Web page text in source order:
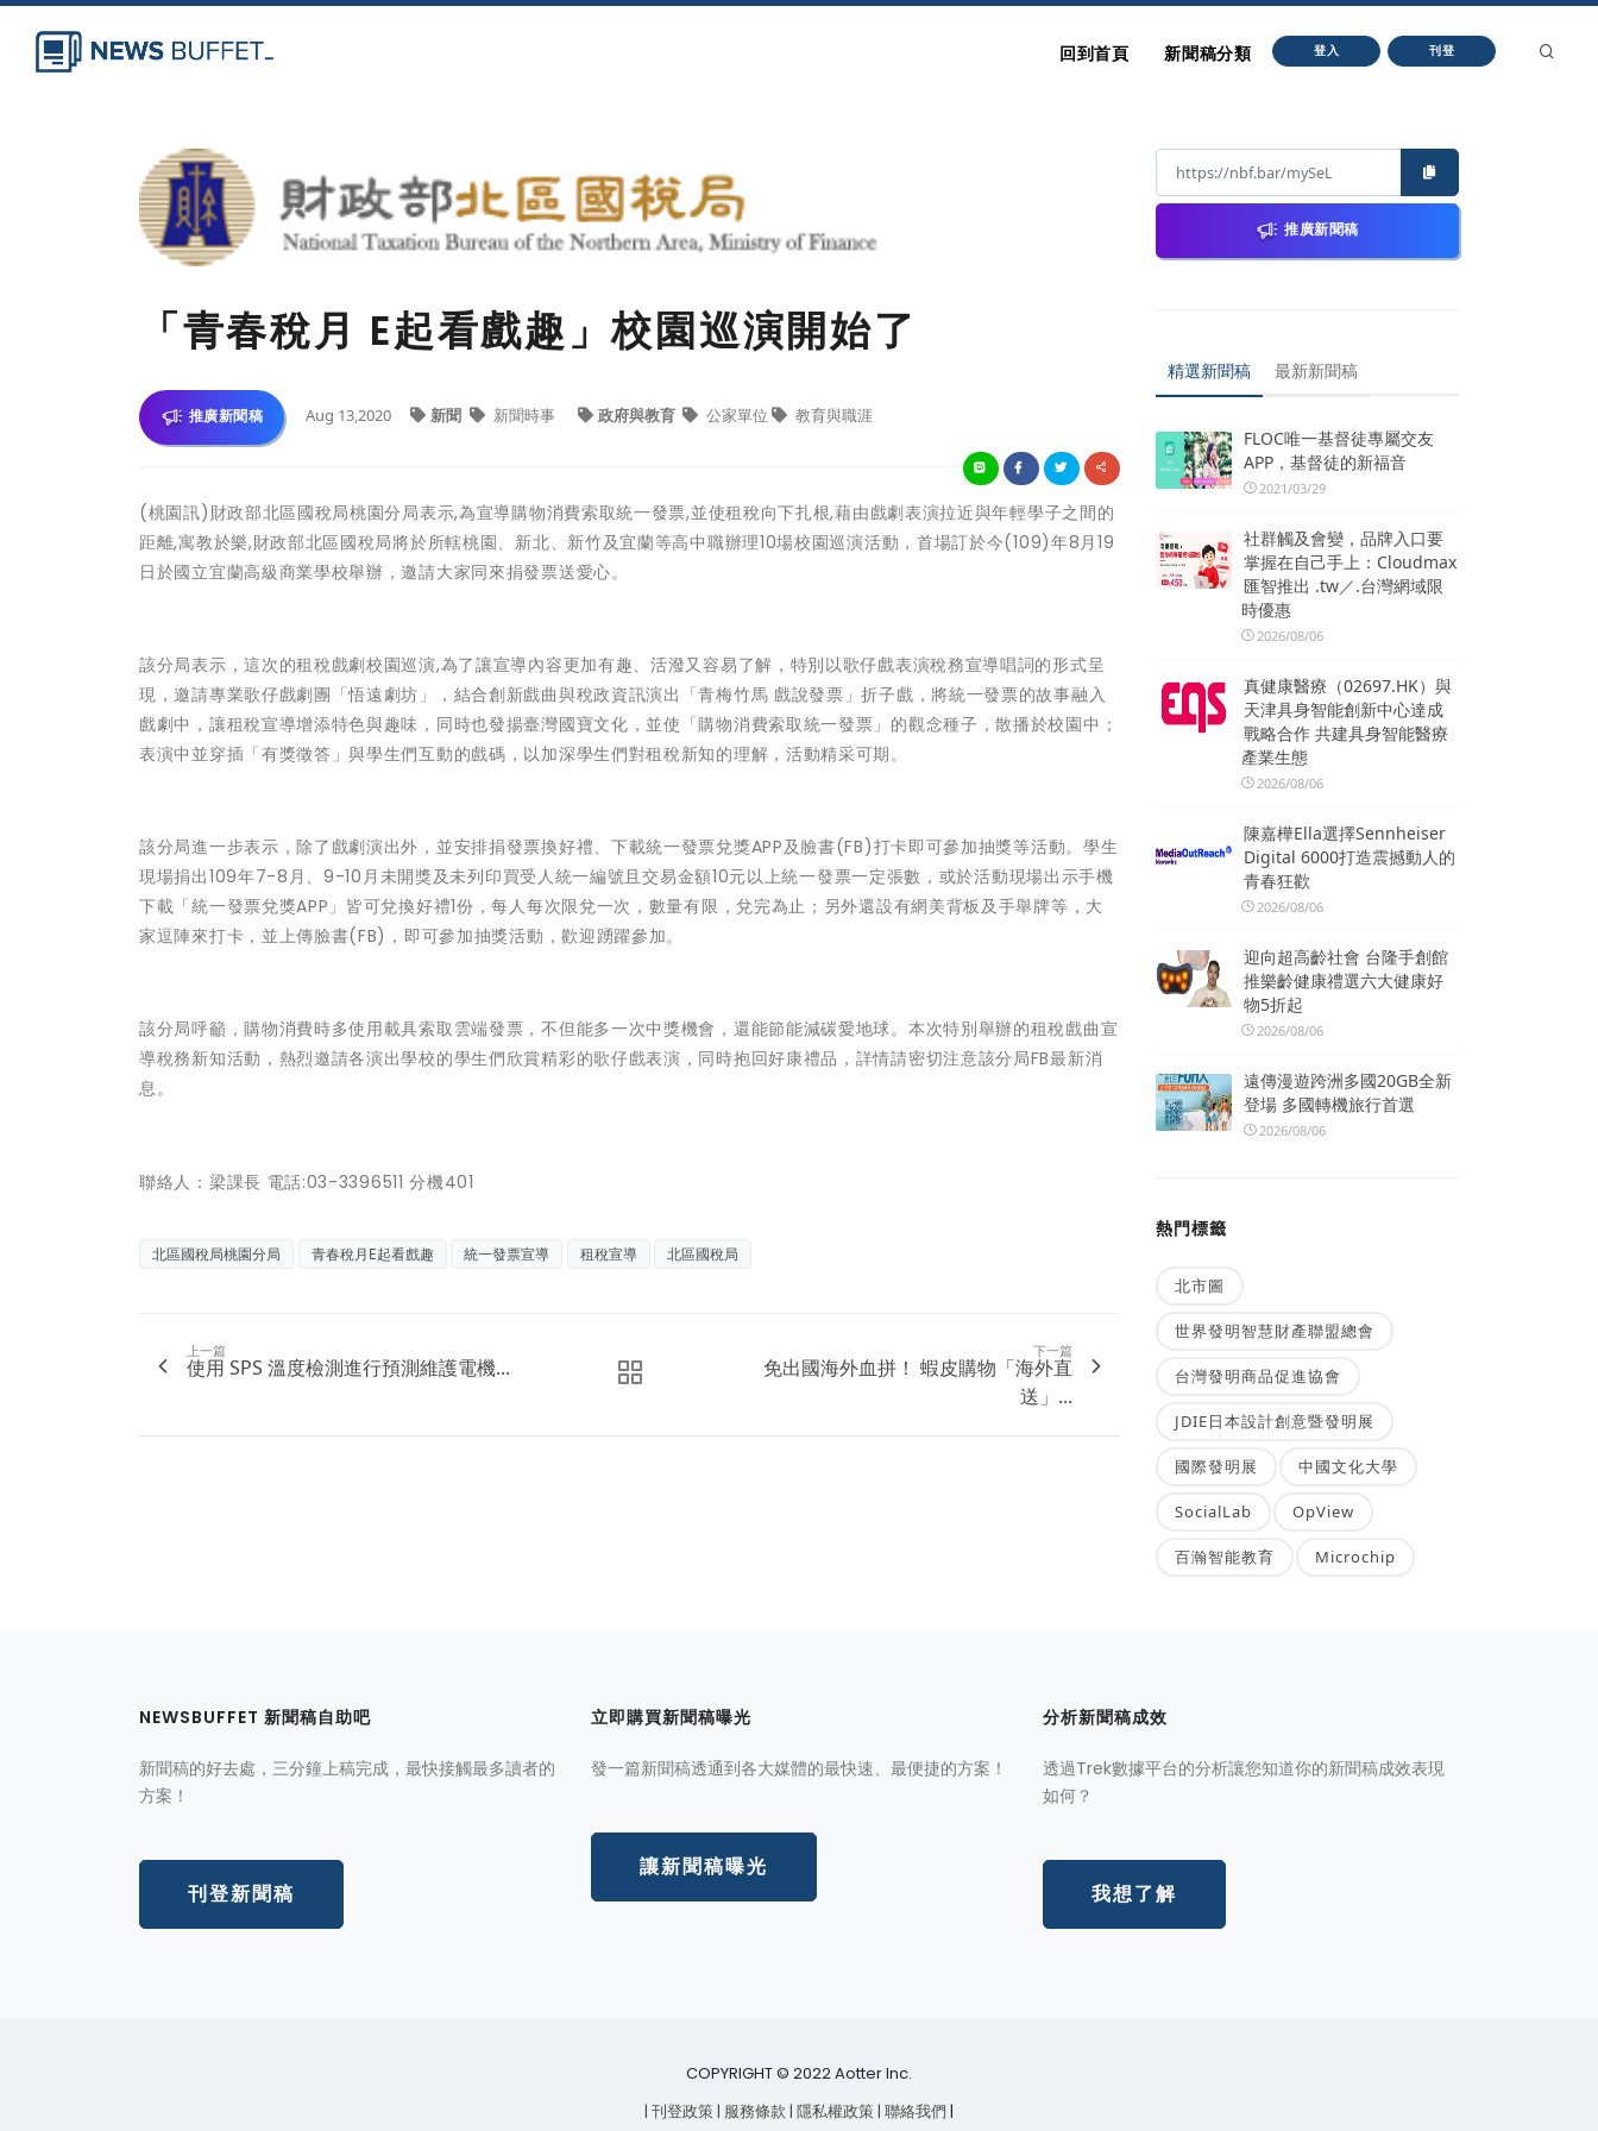
回到首頁 新聞稿分類 登入 刊登
「青春稅月 E起看戲趣」校園巡演開始了
推廣新聞稿 Aug 13,2020 新聞 新聞時事 政府與教育 公家單位 教育與職涯
(桃園訊)財政部北區國稅局桃園分局表示,為宣導購物消費索取統一發票,並使租稅向下扎根,藉由戲劇表演拉近與年輕學子之間的
距離,寓教於樂,財政部北區國稅局將於所轄桃園、新北、新竹及宜蘭等高中職辦理10場校園巡演活動，首場訂於今(109)年8月19
日於國立宜蘭高級商業學校舉辦，邀請大家同來捐發票送愛心。
該分局表示，這次的租稅戲劇校園巡演,為了讓宣導內容更加有趣、活潑又容易了解，特別以歌仔戲表演稅務宣導唱詞的形式呈
現，邀請專業歌仔戲劇團「悟遠劇坊」，結合創新戲曲與稅政資訊演出「青梅竹馬 戲說發票」折子戲，將統一發票的故事融入
戲劇中，讓租稅宣導增添特色與趣味，同時也發揚臺灣國寶文化，並使「購物消費索取統一發票」的觀念種子，散播於校園中；
表演中並穿插「有獎徵答」與學生們互動的戲碼，以加深學生們對租稅新知的理解，活動精采可期。
該分局進一步表示，除了戲劇演出外，並安排捐發票換好禮、下載統一發票兌獎APP及臉書(FB)打卡即可參加抽獎等活動。學生
現場捐出109年7-8月、9-10月未開獎及未列印買受人統一編號且交易金額10元以上統一發票一定張數，或於活動現場出示手機
下載「統一發票兌獎APP」皆可兌換好禮1份，每人每次限兌一次，數量有限，兌完為止；另外還設有網美背板及手舉牌等，大
家逗陣來打卡，並上傳臉書(FB)，即可參加抽獎活動，歡迎踴躍參加。
該分局呼籲，購物消費時多使用載具索取雲端發票，不但能多一次中獎機會，還能節能減碳愛地球。本次特別舉辦的租稅戲曲宣
導稅務新知活動，熱烈邀請各演出學校的學生們欣賞精彩的歌仔戲表演，同時抱回好康禮品，詳情請密切注意該分局FB最新消
息。
聯絡人：梁課長 電話:03-3396511 分機401
北區國稅局桃園分局 青春稅月E起看戲趣 統一發票宣導 租稅宣導 北區國稅局
上一篇
使用 SPS 溫度檢測進行預測維護電機...
下一篇
免出國海外血拼！ 蝦皮購物「海外直
送」...
推廣新聞稿
精選新聞稿 最新新聞稿
FLOC唯一基督徒專屬交友
APP，基督徒的新福音
2021/03/29
社群觸及會變，品牌入口要
掌握在自己手上：Cloudmax
匯智推出 .tw／.台灣網域限
時優惠
2026/08/06
真健康醫療（02697.HK）與
天津具身智能創新中心達成
戰略合作 共建具身智能醫療
產業生態
2026/08/06
陳嘉樺Ella選擇Sennheiser
Digital 6000打造震撼動人的
青春狂歡
2026/08/06
迎向超高齡社會 台隆手創館
推樂齡健康禮選六大健康好
物5折起
2026/08/06
遠傳漫遊跨洲多國20GB全新
登場 多國轉機旅行首選
2026/08/06
熱門標籤
北市圖
世界發明智慧財產聯盟總會
台灣發明商品促進協會
JDIE日本設計創意暨發明展
國際發明展 中國文化大學
SocialLab OpView
百瀚智能教育 Microchip
NEWSBUFFET 新聞稿自助吧
新聞稿的好去處，三分鐘上稿完成，最快接觸最多讀者的
方案！
刊登新聞稿
立即購買新聞稿曝光
發一篇新聞稿透通到各大媒體的最快速、最便捷的方案！
讓新聞稿曝光
分析新聞稿成效
透過Trek數據平台的分析讓您知道你的新聞稿成效表現
如何？
我想了解
COPYRIGHT © 2022 Aotter Inc.
| 刊登政策| 服務條款 | 隱私權政策| 聯絡我們 |